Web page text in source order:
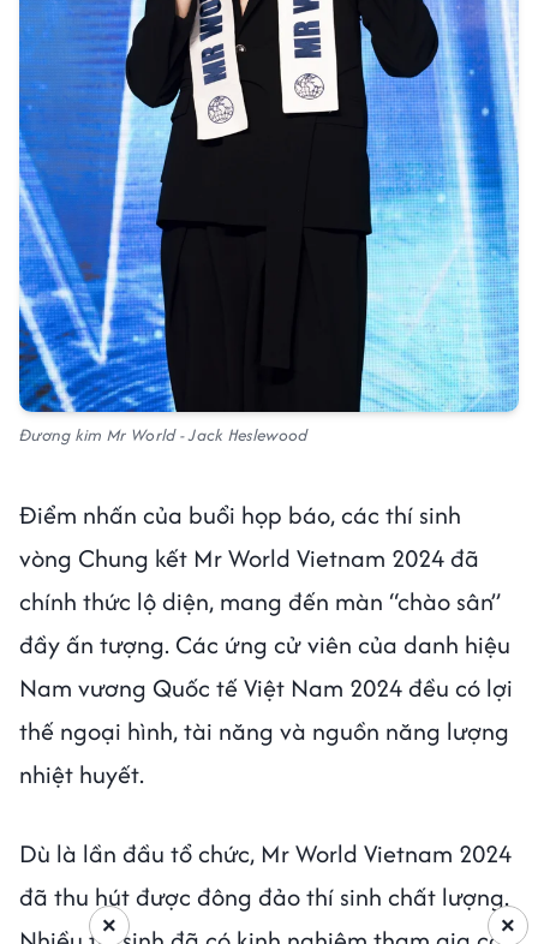
Đương kim Mr World - Jack Heslewood
Điểm nhấn của buổi họp báo, các thí sinh
vòng Chung kết Mr World Vietnam 2024 đã
chính thức lộ diện, mang đến màn “chào sân”
đầy ấn tượng. Các ứng cử viên của danh hiệu
Nam vương Quốc tế Việt Nam 2024 đều có lợi
thế ngoại hình, tài năng và nguồn năng lượng
nhiệt huyết.
Dù là lần đầu tổ chức, Mr World Vietnam 2024
đã thu hút được đông đảo thí sinh chất lượng.
×
×